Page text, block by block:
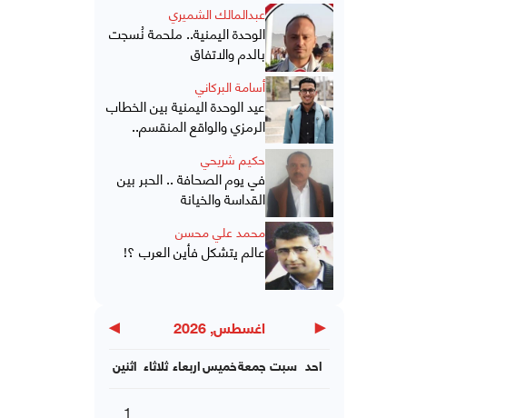
عبدالمالك الشميري
الوحدة اليمنية.. ملحمة نُسجت
بالدم والاتفاق
أسامة البركاني
عيد الوحدة اليمنية بين الخطاب
الرمزي والواقع المنقسم..
حكيم شريحي
في يوم الصحافة .. الحبر بين
القداسة والخيانة
محمد علي محسن
عالم يتشكل فأين العرب ؟!
◀ اغسطس, 2026 ▶
اثنين ثلاثاء اربعاءخميسجمعة سبت احد
1